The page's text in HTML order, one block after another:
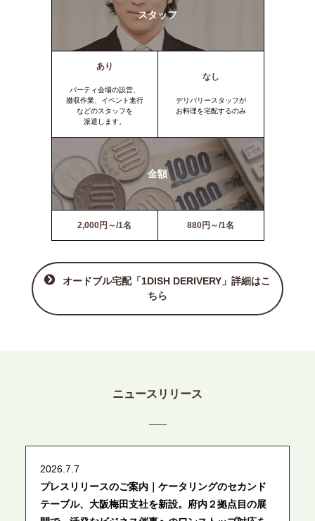
スタッフ
あり
パーティ会場の設営、
撤収作業、イベント進行
などのスタッフを
派遣します。
なし
デリバリースタッフが
お料理を宅配するのみ
金額
2,000円～/1名 880円～/1名
オードブル宅配「1DISH DERIVERY」詳細はこ
ちら
ニュースリリース
2026.7.7
プレスリリースのご案内｜ケータリングのセカンド
テーブル、大阪梅田支社を新設。府内２拠点目の展